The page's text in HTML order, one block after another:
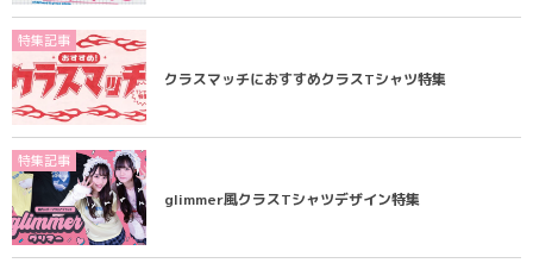
特集記事
クラスマッチにおすすめクラスTシャツ特集
特集記事
glimmer風クラスTシャツデザイン特集